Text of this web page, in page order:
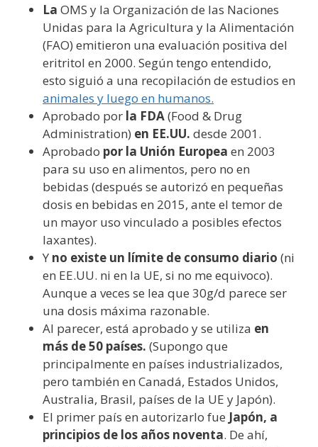
La OMS y la Organización de las Naciones
Unidas para la Agricultura y la Alimentación
(FAO) emitieron una evaluación positiva del
eritritol en 2000. Según tengo entendido,
esto siguió a una recopilación de estudios en
animales y luego en humanos.
Aprobado por la FDA(Food & Drug
Administration) en EE.UU. desde 2001.
Aprobado por la Unión Europea en 2003
para su uso en alimentos, pero no en
bebidas (después se autorizó en pequeñas
dosis en bebidas en 2015, ante el temor de
un mayor uso vinculado a posibles efectos
laxantes).
Y no existe un límite de consumo diario (ni
en EE.UU. ni en la UE, si no me equivoco).
Aunque a veces se lea que 30g/d parece ser
una dosis máxima razonable.
Al parecer, está aprobado y se utiliza en
más de 50 países. (Supongo que
principalmente en países industrializados,
pero también en Canadá, Estados Unidos,
Australia, Brasil, países de la UE y Japón).
El primer país en autorizarlo fue Japón, a
principios de los años noventa. De ahí,